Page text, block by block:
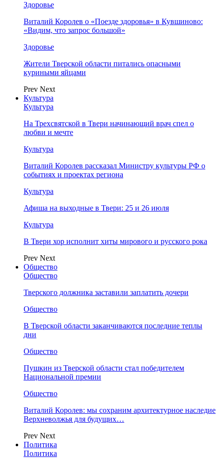
Здоровье
Виталий Королев о «Поезде здоровья» в Кувшиново:
«Видим, что запрос большой»
Здоровье
Жители Тверской области питались опасными
куриными яйцами
Prev Next
Культура
Культура
На Трехсвятской в Твери начинающий врач спел о
любви и мечте
Культура
Виталий Королев рассказал Министру культуры РФ о
событиях и проектах региона
Культура
Афиша на выходные в Твери: 25 и 26 июля
Культура
В Твери хор исполнит хиты мирового и русского рока
Prev Next
Общество
Общество
Тверского должника заставили заплатить дочери
Общество
В Тверской области заканчиваются последние теплы
дни
Общество
Пушкин из Тверской области стал победителем
Национальной премии
Общество
Виталий Королев: мы сохраним архитектурное наследие
Верхневолжья для будущих…
Prev Next
Политика
Политика